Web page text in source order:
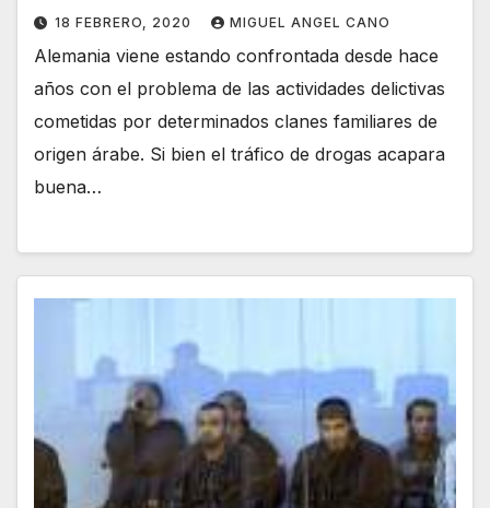
18 FEBRERO, 2020 MIGUEL ANGEL CANO
Alemania viene estando confrontada desde hace
años con el problema de las actividades delictivas
cometidas por determinados clanes familiares de
origen árabe. Si bien el tráfico de drogas acapara
buena…